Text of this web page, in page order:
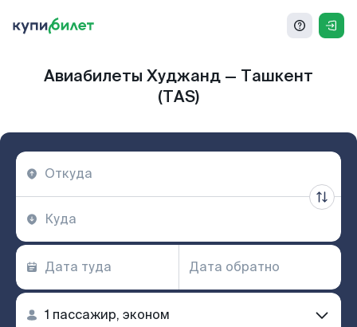
Авиабилеты Худжанд — Ташкент
(TAS)